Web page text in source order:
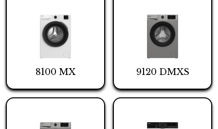
İLETİŞİM
8100 MX 9120 DMXS